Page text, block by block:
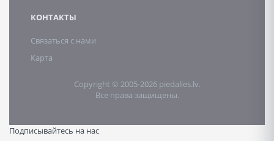
КОНТАКТЫ
Связаться с нами
Карта
Copyright © 2005-2026 piedalies.lv.
Все права защищены.
Подписывайтесь на нас